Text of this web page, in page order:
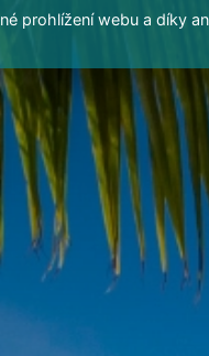
prohlížení webu a díky